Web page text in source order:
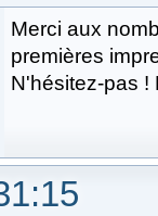
Merci aux
premières
N'hésitez-pas !